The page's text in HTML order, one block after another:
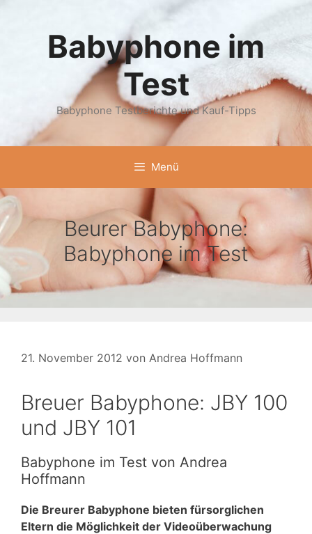
Babyphone im
Test
Babyphone Testberichte und Kauf-Tipps
Menü
Beurer Babyphone:
Babyphone im Test
21. November 2012 von Andrea Hoffmann
Breuer Babyphone: JBY 100
und JBY 101
Babyphone im Test von Andrea
Hoffmann
Die Breurer Babyphone bieten fürsorglichen
Eltern die Möglichkeit der Videoüberwachung